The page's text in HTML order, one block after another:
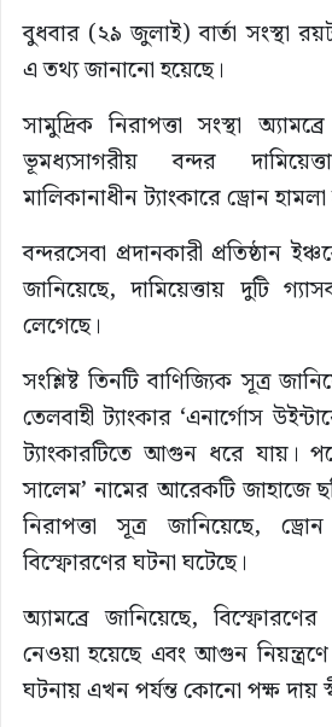
বুধবার (২৯ জুলাই) বার্তা সংস্থা
এ তথ্য জানানো হয়েছে।
সামুদ্রিক নিরাপত্তা সংস্থা
ভূমধ্যসাগরীয় বন্দর
মালিকানাধীন ট্যাংকারে ড্রোন
বন্দরসেবা প্রদানকারী প্রতিষ্ঠান
জানিয়েছে, দামিয়েত্তায় দুটি
লেগেছে।
সংশ্লিষ্ট তিনটি বাণিজ্যিক সূত্র
তেলবাহী ট্যাংকার ‘এনার্গোস
ট্যাংকারটিতে আগুন ধরে যায়।
সালেম’ নামের আরেকটি জাহাজে
নিরাপত্তা সূত্র জানিয়েছে,
বিস্ফোরণের ঘটনা ঘটেছে।
অ্যামব্রে জানিয়েছে,
নেওয়া হয়েছে এবং আগুন
ঘটনায় এখন পর্যন্ত কোনো পক্ষ দায়